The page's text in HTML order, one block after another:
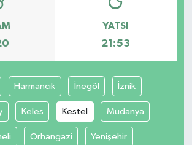
YATSI
21:53
Harmancık İnegöl İznik
Keles Kestel Mudanya
Orhangazi Yenişehir